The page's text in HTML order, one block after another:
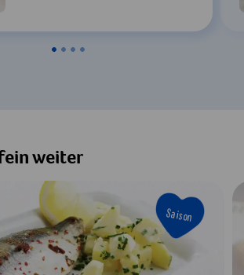
weiter
Saison